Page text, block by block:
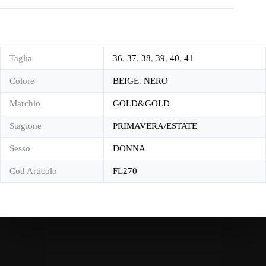
Taglia 36, 37, 38, 39, 40, 41
Colore BEIGE, NERO
Marchio GOLD&GOLD
Stagione PRIMAVERA/ESTATE
Sesso DONNA
Cod Articolo FL270